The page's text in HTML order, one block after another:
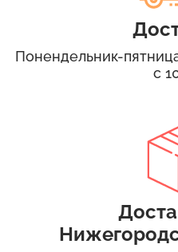
Понендельник-
с